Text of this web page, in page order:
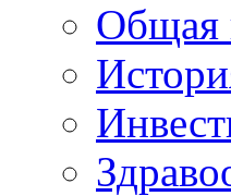
Общая